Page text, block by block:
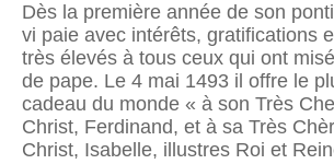
Dès la première année de son
vi paie avec intérêts, gratifications
très élevés à tous ceux qui ont
de pape. Le 4 mai 1493 il offre le
cadeau du monde « à son Très
Christ, Ferdinand, et à sa Très
Christ, Isabelle, illustres Roi et